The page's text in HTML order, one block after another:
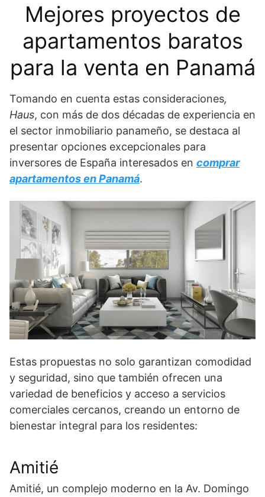
Mejores proyectos de
apartamentos baratos
para la venta en Panamá
Tomando en cuenta estas consideraciones,
Haus, con más de dos décadas de experiencia en
el sector inmobiliario panameño, se destaca al
presentar opciones excepcionales para
inversores de España interesados en comprar
apartamentos en Panamá.
Estas propuestas no solo garantizan comodidad
y seguridad, sino que también ofrecen una
variedad de beneficios y acceso a servicios
comerciales cercanos, creando un entorno de
bienestar integral para los residentes:
Amitié
Amitié, un complejo moderno en la Av. Domingo